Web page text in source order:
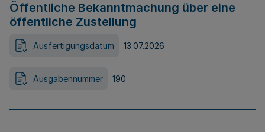
Öffentliche Bekanntmachung über eine
öffentliche Zustellung
Ausfertigungsdatum 13.07.2026
Ausgabennummer 190